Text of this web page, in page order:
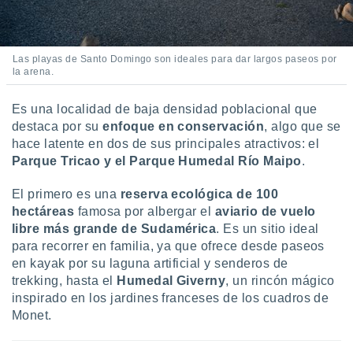
Las playas de Santo Domingo son ideales para dar largos paseos por
la arena.
Es una localidad de baja densidad poblacional que
destaca por suenfoque en conservación, algo que se
hace latente en dos de sus principales atractivos: el
Parque Tricao y el Parque Humedal Río Maipo.
El primero es una reserva ecológica de 100
hectáreas famosa por albergar el aviario de vuelo
libre más grande de Sudamérica. Es un sitio ideal
para recorrer en familia, ya que ofrece desde paseos
en kayak por su laguna artificial y senderos de
trekking, hasta el
Humedal Giverny, un rincón mágico
inspirado en los jardines franceses de los cuadros de
Monet.